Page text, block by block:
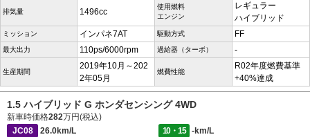
排気量 1496cc
使用燃料
エンジン
レギュラー
ハイブリッド
ミッション インパネ7AT 駆動方式 FF
最大出力 110ps/6000rpm 過給器（ターボ） -
生産期間
2019年10月～202
2年05月
燃費性能
R02年度燃費基準
+40%達成
1.5 ハイブリッド G ホンダセンシング 4WD
新車時価格282万円(税込)
JC08
26.0km/L 10・15
-km/L